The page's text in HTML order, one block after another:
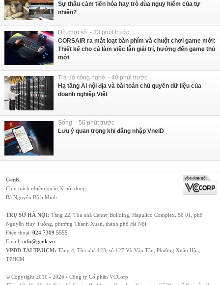
Sự thấu cảm tiến hóa hay trò đùa nguy hiểm của tự
nhiên?
Đồ chơi số - 33 phút trước
CORSAIR ra mắt loạt bàn phím và chuột chơi game mới:
Thiết kế cho cả làm việc lẫn giải trí, hướng đến game thủ
mới
Trà đá công nghệ - 40 phút trước
Hạ tầng AI nội địa và bài toán chủ quyền dữ liệu của
doanh nghiệp Việt
Sống - 56 phút trước
Lưu ý quan trọng khi đăng nhập VneID
GenK
Chịu trách nhiệm quản lý nội dung:
Bà Nguyễn Bích Minh
TRỤ SỞ HÀ NỘI: Tầng 22, Tòa nhà Center Building, Hapulico Complex, Số 01, phố
Nguyễn Huy Tưởng, phường Thanh Xuân, thành phố Hà Nội
Điện thoại: 024 7309 5555.
Email: info@genk.vn
VPĐD TẠI TP.HCM: Tầng 4, Tòa nhà 123, số 127 Võ Văn Tần, Phường Xuân Hòa,
TPHCM
© Copyright 2010 - 2026 - Công ty Cổ phần VCCorp